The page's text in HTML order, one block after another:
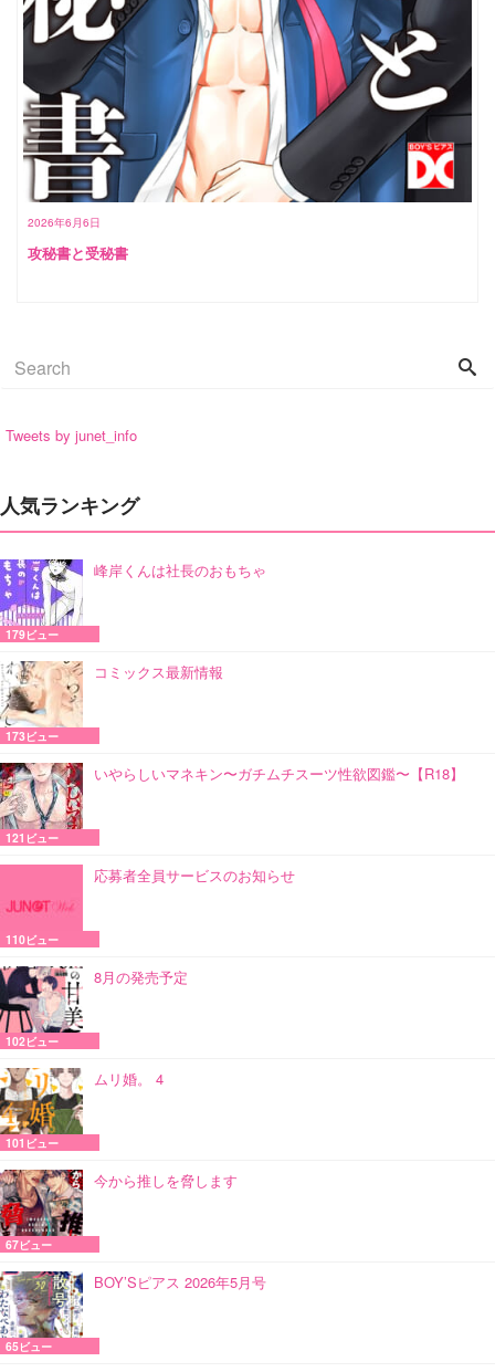
2026年6月6日
攻秘書と受秘書
Tweets by junet_info
人気ランキング
峰岸くんは社長のおもちゃ
179ビュー
コミックス最新情報
173ビュー
いやらしいマネキン〜ガチムチスーツ性欲図鑑〜【R18】
121ビュー
応募者全員サービスのお知らせ
110ビュー
8月の発売予定
102ビュー
ムリ婚。 4
101ビュー
今から推しを脅します
67ビュー
BOY’Sピアス 2026年5月号
65ビュー